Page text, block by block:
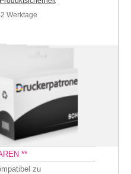
Werktage
**
zu